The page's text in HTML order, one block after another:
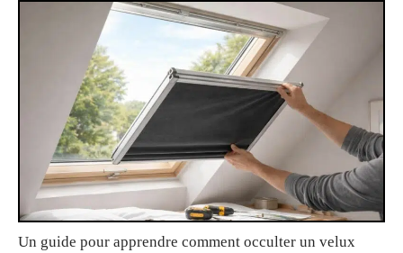
Un guide pour apprendre comment occulter un velux